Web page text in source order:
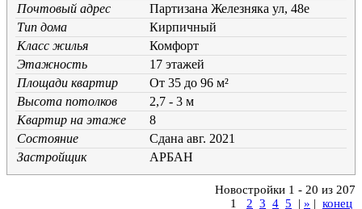
Почтовый адрес
Партизана Железняка ул, 48е
Тип дома
Кирпичный
Класс жилья
Комфорт
Этажность
17 этажей
Площади квартир
От 35 до 96 м²
Высота потолков
2,7 - 3 м
Квартир на этаже
8
Состояние
Cдана авг. 2021
Застройщик
АРБАН
Новостройки 1 - 20 из 207
1
2 3 4 5 | » | конец